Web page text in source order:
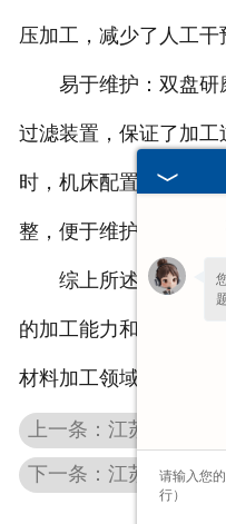
压加工，减少了人工干
易于维护：双盘研
过滤装置，保证了加工
时，机床配置有修整砂
整，便于维护和保养。
综上所述，双盘研磨
的加工能力和便捷的操
材料加工领域展现出了
上一条：江苏立式钢